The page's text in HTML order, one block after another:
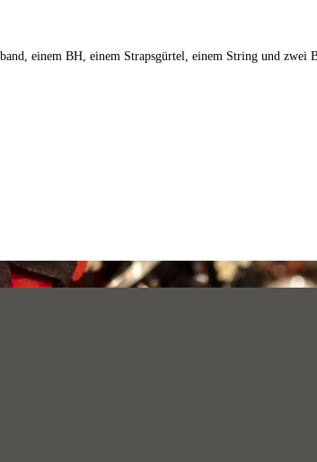
einem BH, einem Strapsgürtel, einem String und zwei